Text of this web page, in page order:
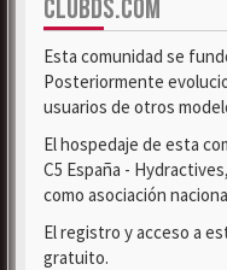
CLUBDS.COM
Esta comunidad se
Posteriormente
usuarios de otros
El hospedaje de esta
C5 España -
como asociación
El registro y acceso a
gratuito.